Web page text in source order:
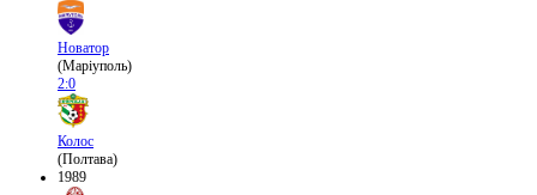
Новатор
(Маріуполь)
2:0
Колос
(Полтава)
1989